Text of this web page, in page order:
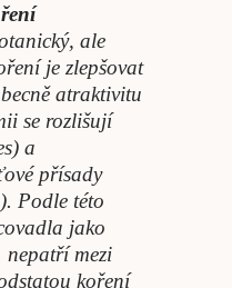
ale
je zlepšovat
atraktivitu
se rozlišují
a
přísady
Podle této
jako
nepatří mezi
koření